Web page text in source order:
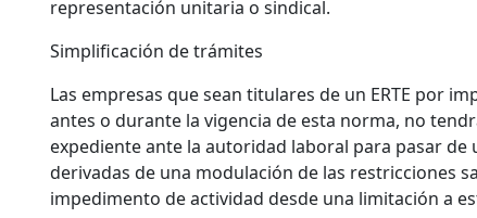
representación unitaria o sindical.
Simplificación de trámites
Las empresas que sean titulares de un ERTE por
antes o durante la vigencia de esta norma, no
expediente ante la autoridad laboral para pasar
derivadas de una modulación de las restricciones
impedimento de actividad desde una limitación a